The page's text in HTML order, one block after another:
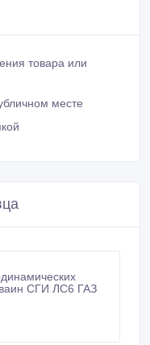
товара или
месте
СГИ ЛС6 ГАЗ